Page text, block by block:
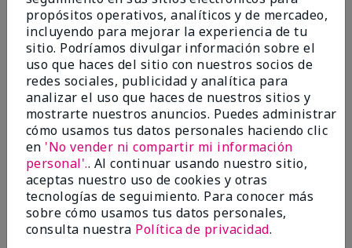
This mascara changed the way I see my lashes! It
makes them thicker, longer, and just WOW! I'm so
excited to have found a mascara that I love! Don't
over think it, just buy it and thank yourself later!
Mostrar Traducción
ConclusiónSí, recomendaría a un amigo
¿Le ha resultado útil esta
opinión?
11 0
Marcar esta opinión
propósitos operativos, analíticos y de mercadeo,
incluyendo para mejorar la experiencia de tu
sitio. Podríamos divulgar información sobre el
uso que haces del sitio con nuestros socios de
redes sociales, publicidad y analítica para
analizar el uso que haces de nuestros sitios y
mostrarte nuestros anuncios. Puedes administrar
cómo usamos tus datos personales haciendo clic
en 'No vender ni compartir mi información
personal'.. Al continuar usando nuestro sitio,
aceptas nuestro uso de cookies y otras
tecnologías de seguimiento. Para conocer más
sobre cómo usamos tus datos personales,
consulta nuestra Política de privacidad.